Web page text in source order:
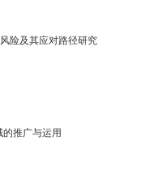
险及其应对路径研究
推广与运用